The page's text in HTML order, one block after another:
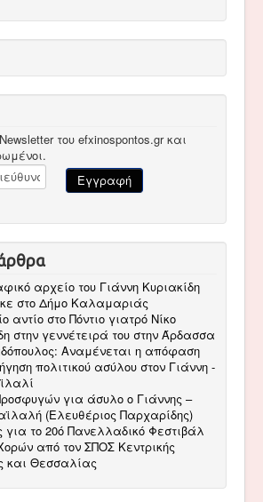
του efxinospontos.gr και
αρχείο του Γιάννη Κυριακίδη
στο Δήμο Καλαμαριάς
αντίο στο Πόντιο γιατρό Νίκο
στην γεννέτειρά του στην Άρδασσα
Αναμένεται η απόφαση
πολιτικού ασύλου στον Γιάννη -
για άσυλο ο Γιάννης –
(Ελευθέριος Παρχαρίδης)
για το 20ό Πανελλαδικό Φεστιβάλ
από τον ΣΠΟΣ Κεντρικής
και Θεσσαλίας